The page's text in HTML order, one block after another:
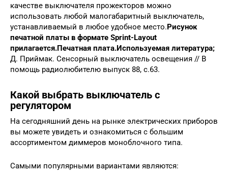
качестве выключателя прожекторов можно
использовать любой малогабаритный выключатель,
устанавливаемый в любое удобное место.Рисунок
печатной платы в формате Sprint-Layout
прилагается.Печатная плата.Используемая литература;
Д. Приймак. Сенсорный выключатель освещения // В
помощь радиолюбителю выпуск 88, с.63.
Какой выбрать выключатель с
регулятором
На сегодняшний день на рынке электрических приборов
вы можете увидеть и ознакомиться с большим
ассортиментом диммеров моноблочного типа.
Самыми популярными вариантами являются: